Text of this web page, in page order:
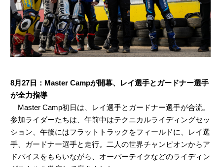
8月27日：Master Campが開幕、レイ選手とガードナー選手
が全力指導
Master Camp初日は、レイ選手とガードナー選手が合流。
参加ライダーたちは、午前中はテクニカルライディングセッ
ション、午後にはフラットトラックをフィールドに、レイ選
手、ガードナー選手と走行。二人の世界チャンピオンからア
ドバイスをもらいながら、オーバーテイクなどのライディン